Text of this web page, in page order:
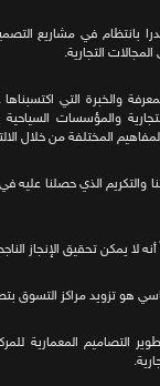
بانتظام في مشاريع
المجالات التجارية.
والخبرة التي
والمؤسسات
المختلفة من خلال
والتكريم الذي حصلنا
أنه لا يمكن تحقيق الإنجاز
هو تزويد مراكز التسوق
التصاميم المعمارية